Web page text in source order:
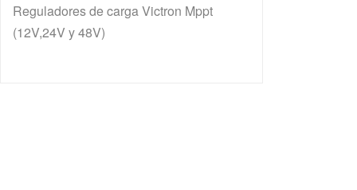
Reguladores de carga Victron Mppt
(12V,24V y 48V)